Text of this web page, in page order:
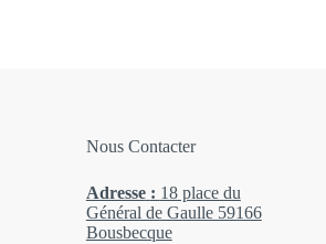
Nous Contacter
Adresse : 18 place du
Général de Gaulle 59166
Bousbecque